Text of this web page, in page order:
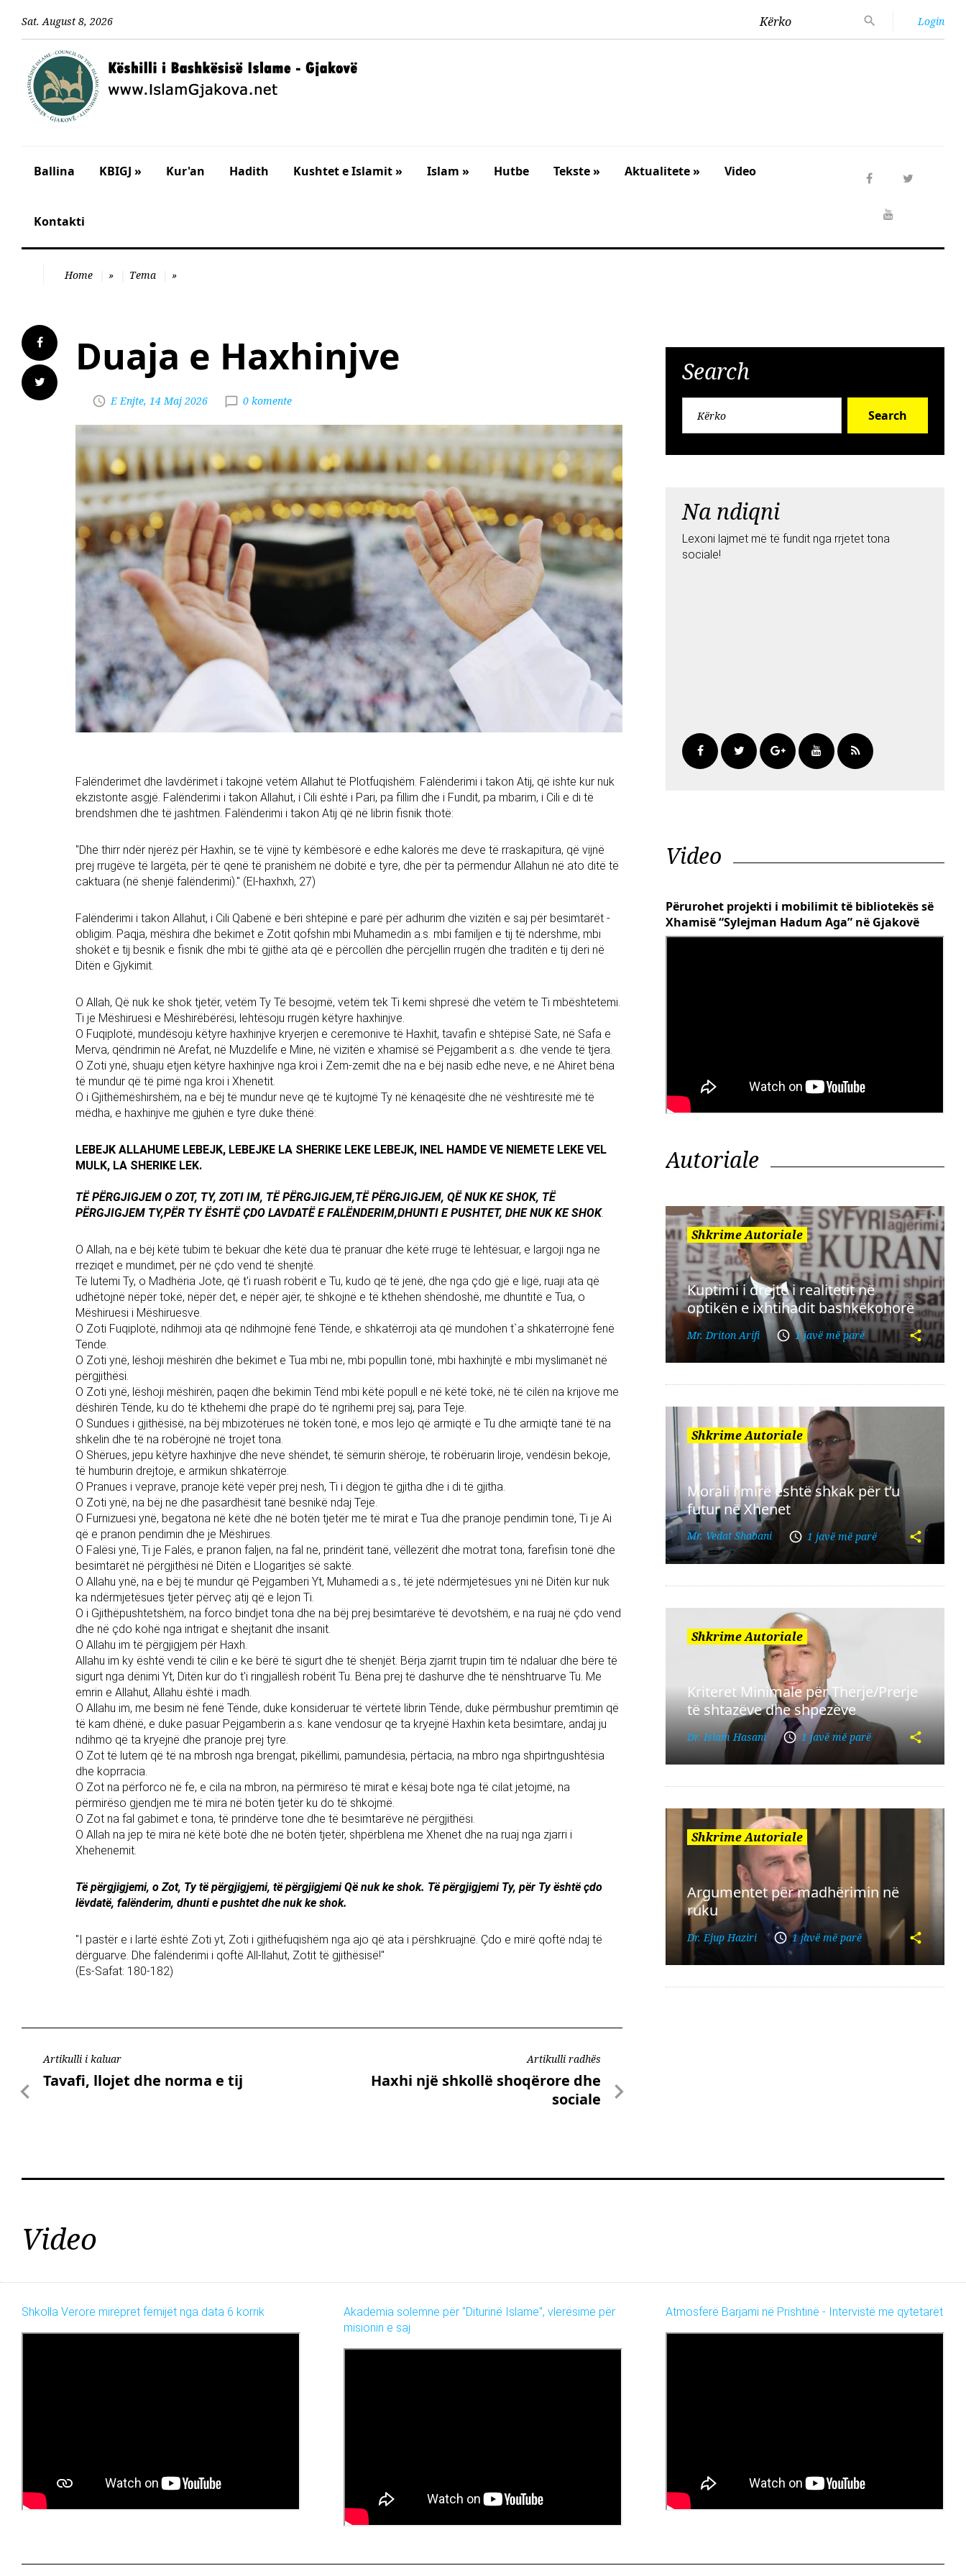
Sat. August 8, 2026 Kërko Login
Ballina KBIGJ » Kur'an Hadith Kushtet e Islamit » Islam » Hutbe Tekste » Aktualitete » Video
Kontakti
Home » Tema »
Duaja e Haxhinjve
E Enjte, 14 Maj 2026 0 komente
Falënderimet dhe lavdërimet i takojnë vetëm Allahut të Plotfuqishëm. Falënderimi i takon Atij, që ishte kur nuk
ekzistonte asgjë. Falënderimi i takon Allahut, i Cili është i Pari, pa fillim dhe i Fundit, pa mbarim, i Cili e di të
brendshmen dhe të jashtmen. Falënderimi i takon Atij që në librin fisnik thotë:
"Dhe thirr ndër njerëz për Haxhin, se të vijnë ty këmbësorë e edhe kalorës me deve të rraskapitura, që vijnë
prej rrugëve të largëta, për të qenë të pranishëm në dobitë e tyre, dhe për ta përmendur Allahun në ato ditë të
caktuara (në shenjë falënderimi)." (El-haxhxh, 27)
Falënderimi i takon Allahut, i Cili Qabenë e bëri shtëpinë e parë për adhurim dhe vizitën e saj për besimtarët -
obligim. Paqja, mëshira dhe bekimet e Zotit qofshin mbi Muhamedin a.s. mbi familjen e tij të ndershme, mbi
shokët e tij besnik e fisnik dhe mbi të gjithë ata që e përcollën dhe përcjellin rrugën dhe traditën e tij deri në
Ditën e Gjykimit.
O Allah, Që nuk ke shok tjetër, vetëm Ty Të besojmë, vetëm tek Ti kemi shpresë dhe vetëm te Ti mbështetemi.
Ti je Mëshiruesi e Mëshirëbërësi, lehtësoju rrugën këtyre haxhinjve.
O Fuqiplotë, mundësoju këtyre haxhinjve kryerjen e ceremonive të Haxhit, tavafin e shtëpisë Sate, në Safa e
Merva, qëndrimin në Arefat, në Muzdelife e Mine, në vizitën e xhamisë së Pejgamberit a.s. dhe vende të tjera.
O Zoti ynë, shuaju etjen këtyre haxhinjve nga kroi i Zem-zemit dhe na e bëj nasib edhe neve, e në Ahiret bëna
të mundur që të pimë nga kroi i Xhenetit.
O i Gjithëmëshirshëm, na e bëj të mundur neve që të kujtojmë Ty në kënaqësitë dhe në vështirësitë më të
mëdha, e haxhinjve me gjuhën e tyre duke thënë:
LEBEJK ALLAHUME LEBEJK, LEBEJKE LA SHERIKE LEKE LEBEJK, INEL HAMDE VE NIEMETE LEKE VEL
MULK, LA SHERIKE LEK.
TË PËRGJIGJEM O ZOT, TY, ZOTI IM, TË PËRGJIGJEM,TË PËRGJIGJEM, QË NUK KE SHOK, TË
PËRGJIGJEM TY,PËR TY ËSHTË ÇDO LAVDATË E FALËNDERIM,DHUNTI E PUSHTET, DHE NUK KE SHOK.
O Allah, na e bëj këtë tubim të bekuar dhe këtë dua të pranuar dhe këtë rrugë të lehtësuar, e largoji nga ne
rreziqet e mundimet, për në çdo vend të shenjtë.
Të lutemi Ty, o Madhëria Jote, që t'i ruash robërit e Tu, kudo që të jenë, dhe nga çdo gjë e ligë, ruaji ata që
udhëtojnë nëpër tokë, nëpër det, e nëpër ajër, të shkojnë e të kthehen shëndoshë, me dhuntitë e Tua, o
Mëshiruesi i Mëshiruesve.
O Zoti Fuqiplotë, ndihmoji ata që ndihmojnë fenë Tënde, e shkatërroji ata që mundohen t`a shkatërrojnë fenë
Tënde.
O Zoti ynë, lëshoji mëshirën dhe bekimet e Tua mbi ne, mbi popullin tonë, mbi haxhinjtë e mbi myslimanët në
përgjithësi.
O Zoti ynë, lëshoji mëshirën, paqen dhe bekimin Tënd mbi këtë popull e në këtë tokë, në të cilën na krijove me
dëshirën Tënde, ku do të kthehemi dhe prapë do të ngrihemi prej saj, para Teje.
O Sundues i gjithësisë, na bëj mbizotërues në tokën tonë, e mos lejo që armiqtë e Tu dhe armiqtë tanë të na
shkelin dhe të na robërojnë në trojet tona.
O Shërues, jepu këtyre haxhinjve dhe neve shëndet, të sëmurin shëroje, të robëruarin liroje, vendësin bekoje,
të humburin drejtoje, e armikun shkatërroje.
O Pranues i veprave, pranoje këtë vepër prej nesh, Ti i dëgjon të gjitha dhe i di të gjitha.
O Zoti ynë, na bëj ne dhe pasardhësit tanë besnikë ndaj Teje.
O Furnizuesi ynë, begatona në këtë dhe në botën tjetër me të mirat e Tua dhe pranoje pendimin tonë, Ti je Ai
që e pranon pendimin dhe je Mëshirues.
O Falësi ynë, Ti je Falës, e pranon faljen, na fal ne, prindërit tanë, vëllezërit dhe motrat tona, farefisin tonë dhe
besimtarët në përgjithësi në Ditën e Llogaritjes së saktë.
O Allahu ynë, na e bëj të mundur që Pejgamberi Yt, Muhamedi a.s., të jetë ndërmjetësues yni në Ditën kur nuk
ka ndërmjetësues tjetër përveç atij që e lejon Ti.
O i Gjithëpushtetshëm, na forco bindjet tona dhe na bëj prej besimtarëve të devotshëm, e na ruaj në çdo vend
dhe në çdo kohë nga intrigat e shejtanit dhe insanit.
O Allahu im të përgjigjem për Haxh.
Allahu im ky është vendi të cilin e ke bërë të sigurt dhe të shenjët. Bërja zjarrit trupin tim të ndaluar dhe bëre të
sigurt nga dënimi Yt, Ditën kur do t'i ringjallësh robërit Tu. Bëna prej të dashurve dhe të nënshtruarve Tu. Me
emrin e Allahut, Allahu është i madh.
O Allahu im, me besim në fenë Tënde, duke konsideruar të vërtetë librin Tënde, duke përmbushur premtimin që
të kam dhënë, e duke pasuar Pejgamberin a.s. kane vendosur qe ta kryejnë Haxhin keta besimtare, andaj ju
ndihmo që ta kryejnë dhe pranoje prej tyre.
O Zot të lutem që të na mbrosh nga brengat, pikëllimi, pamundësia, përtacia, na mbro nga shpirtngushtësia
dhe koprracia.
O Zot na përforco në fe, e cila na mbron, na përmirëso të mirat e kësaj bote nga të cilat jetojmë, na
përmirëso gjendjen me të mira në botën tjetër ku do të shkojmë.
O Zot na fal gabimet e tona, të prindërve tone dhe të besimtarëve në përgjithësi.
O Allah na jep të mira në këtë botë dhe në botën tjetër, shpërblena me Xhenet dhe na ruaj nga zjarri i
Xhehenemit.
Të përgjigjemi, o Zot, Ty të përgjigjemi, të përgjigjemi Që nuk ke shok. Të përgjigjemi Ty, për Ty është çdo
lëvdatë, falënderim, dhunti e pushtet dhe nuk ke shok.
"I pastër e i lartë është Zoti yt, Zoti i gjithëfuqishëm nga ajo që ata i përshkruajnë. Çdo e mirë qoftë ndaj të
dërguarve. Dhe falënderimi i qoftë All-llahut, Zotit të gjithësisë!"
(Es-Safat: 180-182)
Artikulli i kaluar
Tavafi, llojet dhe norma e tij
Artikulli radhës
Haxhi një shkollë shoqërore dhe
sociale
Search
Search
Na ndiqni
Lexoni lajmet më të fundit nga rrjetet tona
sociale!
Video
Përurohet projekti i mobilimit të bibliotekës së
Xhamisë “Sylejman Hadum Aga” në Gjakovë
Autoriale
Shkrime Autoriale
Kuptimi i drejtë i realitetit në
optikën e ixhtihadit bashkëkohorë
Mr. Driton Arifi 1 javë më parë
Shkrime Autoriale
Morali i mirë është shkak për t’u
futur në Xhenet
Mr. Vedat Shabani 1 javë më parë
Shkrime Autoriale
Kriteret Minimale për Therje/Prerje
të shtazëve dhe shpezëve
Dr. Islam Hasani 1 javë më parë
Shkrime Autoriale
Argumentet për madhërimin në
ruku
Dr. Ejup Haziri 1 javë më parë
Video
Shkolla Verore mirëpret fëmijët nga data 6 korrik
Akademia solemne për "Diturinë Islame", vlerësime për
misionin e saj
Atmosferë Barjami në Prishtinë - Intervistë me qytetarët